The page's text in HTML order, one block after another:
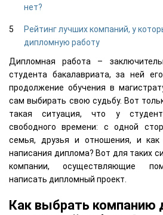
нет?
Рейтинг лучших компаний, у
дипломную работу
Дипломная работа –
студента бакалавриата, за ней
продолжение обучения в
сам выбирать свою судьбу. Вот
такая ситуация, что у
свободного времени: с одной
семья, друзья и отношения, и
написания диплома? Вот для таких
компании, осуществляющие
написать дипломный проект.
Как выбрать компанию